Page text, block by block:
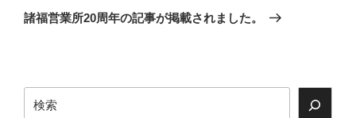
ゲ
ン
の
諸福営業所20周年の記事が掲載されました。